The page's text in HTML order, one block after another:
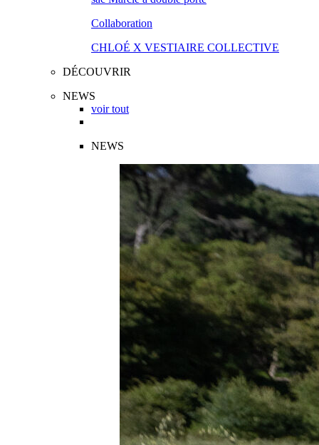
Collaboration
CHLOÉ X VESTIAIRE COLLECTIVE
DÉCOUVRIR
NEWS
voir tout
NEWS